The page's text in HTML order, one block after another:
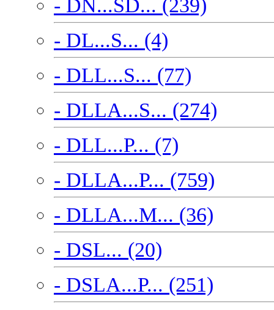
- DL...S... (4)
- DLL...S... (77)
- DLLA...S... (274)
- DLL...P... (7)
- DLLA...P... (759)
- DLLA...M... (36)
- DSL... (20)
- DSLA...P... (251)